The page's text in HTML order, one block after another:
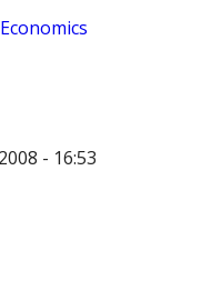
- 16:53